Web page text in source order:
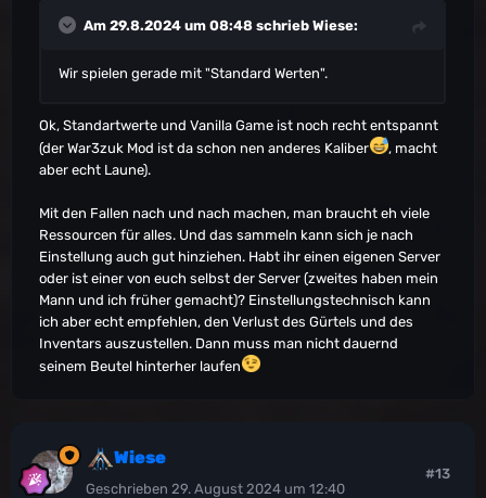
Am 29.8.2024 um 08:48 schrieb Wiese:
Wir spielen gerade mit "Standard Werten".
Ok, Standartwerte und Vanilla Game ist noch recht entspannt
(der War3zuk Mod ist da schon nen anderes Kaliber
, macht
aber echt Laune).
Mit den Fallen nach und nach machen, man braucht eh viele
Ressourcen für alles. Und das sammeln kann sich je nach
Einstellung auch gut hinziehen. Habt ihr einen eigenen Server
oder ist einer von euch selbst der Server (zweites haben mein
Mann und ich früher gemacht)? Einstellungstechnisch kann
ich aber echt empfehlen, den Verlust des Gürtels und des
Inventars auszustellen. Dann muss man nicht dauernd
seinem Beutel hinterher laufen
Wiese
Geschrieben 29. August 2024 um 12:40
#13